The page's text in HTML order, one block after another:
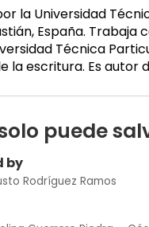
la Universidad
España.
Técnica
escritura. Es autor
solo puede
by
Rodríguez Ramos